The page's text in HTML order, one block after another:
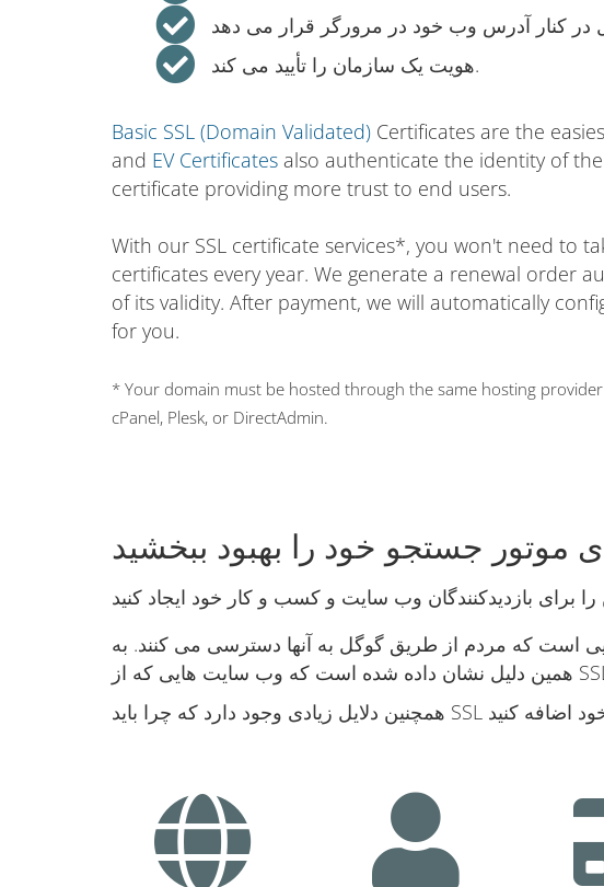
هویت یک سازمان را تأیید می کند.
Basic SSL (Domain Validated) Certificates are the
and EV Certificates also authenticate the identity of
certificate providing more trust to end users.
With our SSL certificate services*, you won't need to
certificates every year. We generate a renewal order
of its validity. After payment, we will automatically
for you.
* Your domain must be hosted through the same hosting
cPanel, Plesk, or DirectAdmin.
موتور جستجو خود را بهبود ببخشید
است که مردم از طریق گوگل به آنها دسترسی می کنند. به